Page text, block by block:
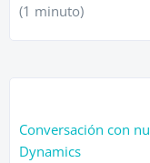
(1 minuto)
Conversación con
Dynamics